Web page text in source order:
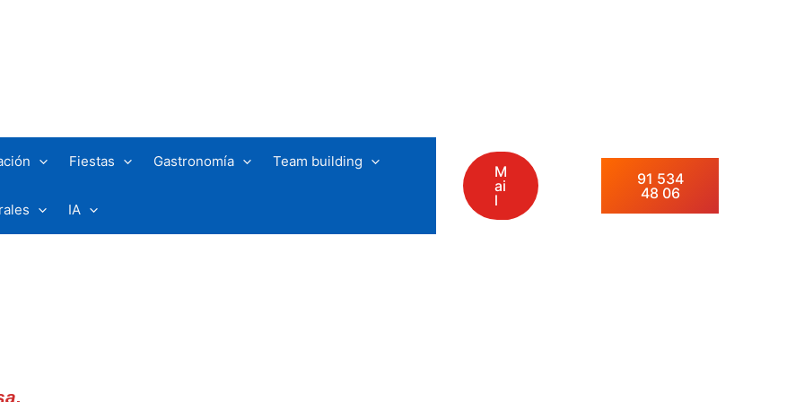
Fiestas Gastronomía Team building
IA
M
ai
l
91 534
48 06